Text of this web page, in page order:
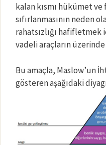
kalan kısmı hükümet
sıfırlanmasının neden
rahatsızlığı hafifletmek
vadeli araçların
Bu amaçla, Maslow’un
gösteren aşağıdaki